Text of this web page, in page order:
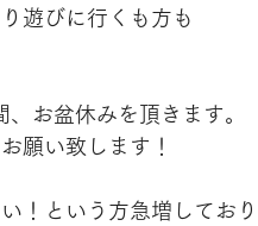
遊びに行くも方も
お盆休みを頂きます。
願い致します！
！という方急増してお